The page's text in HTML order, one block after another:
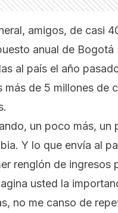
amigos, de casi
anual de
al país el año
más de 5 millones de
un poco más, un
Y lo que envía al
renglón de ingresos
usted la
no me canso de